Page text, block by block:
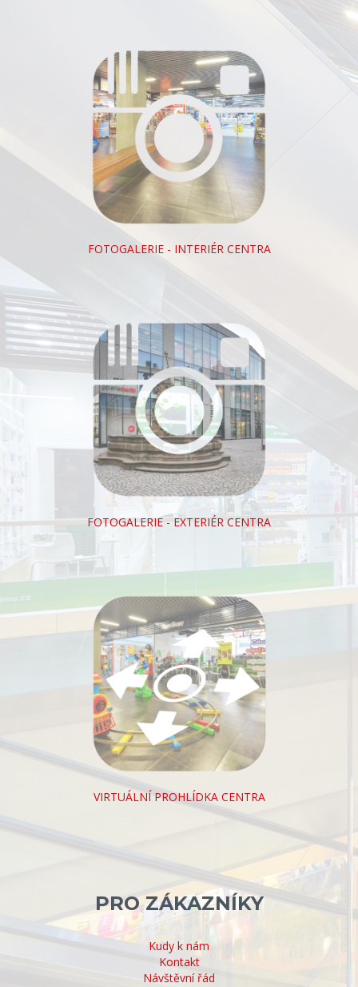
FOTOGALERIE - INTERIÉR CENTRA
FOTOGALERIE - EXTERIÉR CENTRA
VIRTUÁLNÍ PROHLÍDKA CENTRA
PRO ZÁKAZNÍKY
Kudy k nám
Kontakt
Návštěvní řád